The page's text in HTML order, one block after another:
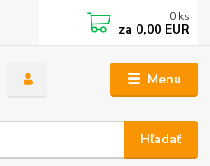
Menu
Hľadať
0 ks
za 0,00 EUR